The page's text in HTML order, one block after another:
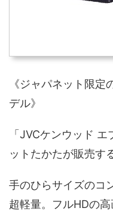
《ジャパネット限
デル》
「JVCケンウッド
ットたかたが販売す
手のひらサイズのコ
超軽量。フルHDの